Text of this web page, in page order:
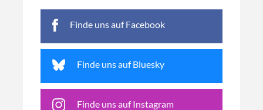
Finde uns auf Facebook
Finde uns auf Bluesky
Finde uns auf Instagram